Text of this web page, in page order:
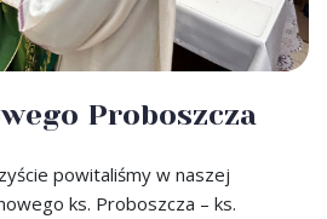
Proboszcza
powitaliśmy w naszej
ks. Proboszcza – ks.